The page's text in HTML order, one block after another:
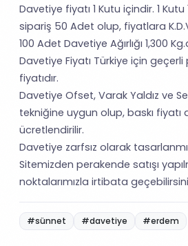
Davetiye fiyatı 1 Kutu içindir. 1
sipariş 50 Adet olup, fiyatlara
100 Adet Davetiye Ağırlığı 1,300
Davetiye Fiyatı Türkiye için
fiyatıdır.
Davetiye Ofset, Varak Yaldız ve
tekniğine uygun olup, baskı fiyatı
ücretlendirilir.
Davetiye zarfsız olarak
Sitemizden perakende satışı
noktalarımızla irtibata
#sünnet #davetiye #erdem